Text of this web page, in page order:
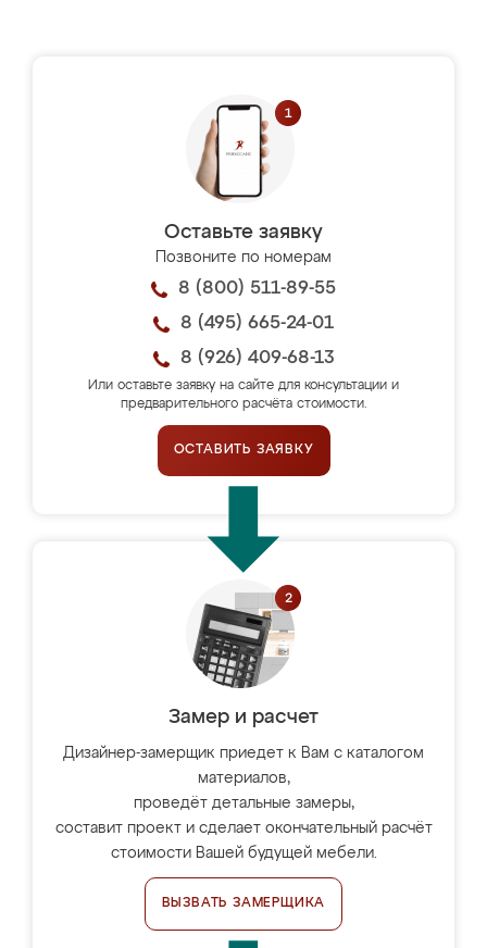
Оставьте заявку
Позвоните по номерам
8 (800) 511-89-55
8 (495) 665-24-01
8 (926) 409-68-13
Или оставьте заявку на сайте для консультации и
предварительного расчёта стоимости.
ОСТАВИТЬ ЗАЯВКУ
Замер и расчет
Дизайнер-замерщик приедет к Вам с каталогом
материалов,
проведёт детальные замеры,
составит проект и сделает окончательный расчёт
стоимости Вашей будущей мебели.
ВЫЗВАТЬ ЗАМЕРЩИКА